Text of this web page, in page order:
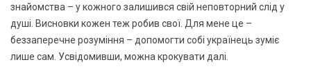
знайомства – у кожного залишився свій неповторний слід у
душі. Висновки кожен теж робив свої. Для мене це –
беззаперечне розуміння – допомогти собі українець зуміє
лише сам. Усвідомивши, можна крокувати далі.